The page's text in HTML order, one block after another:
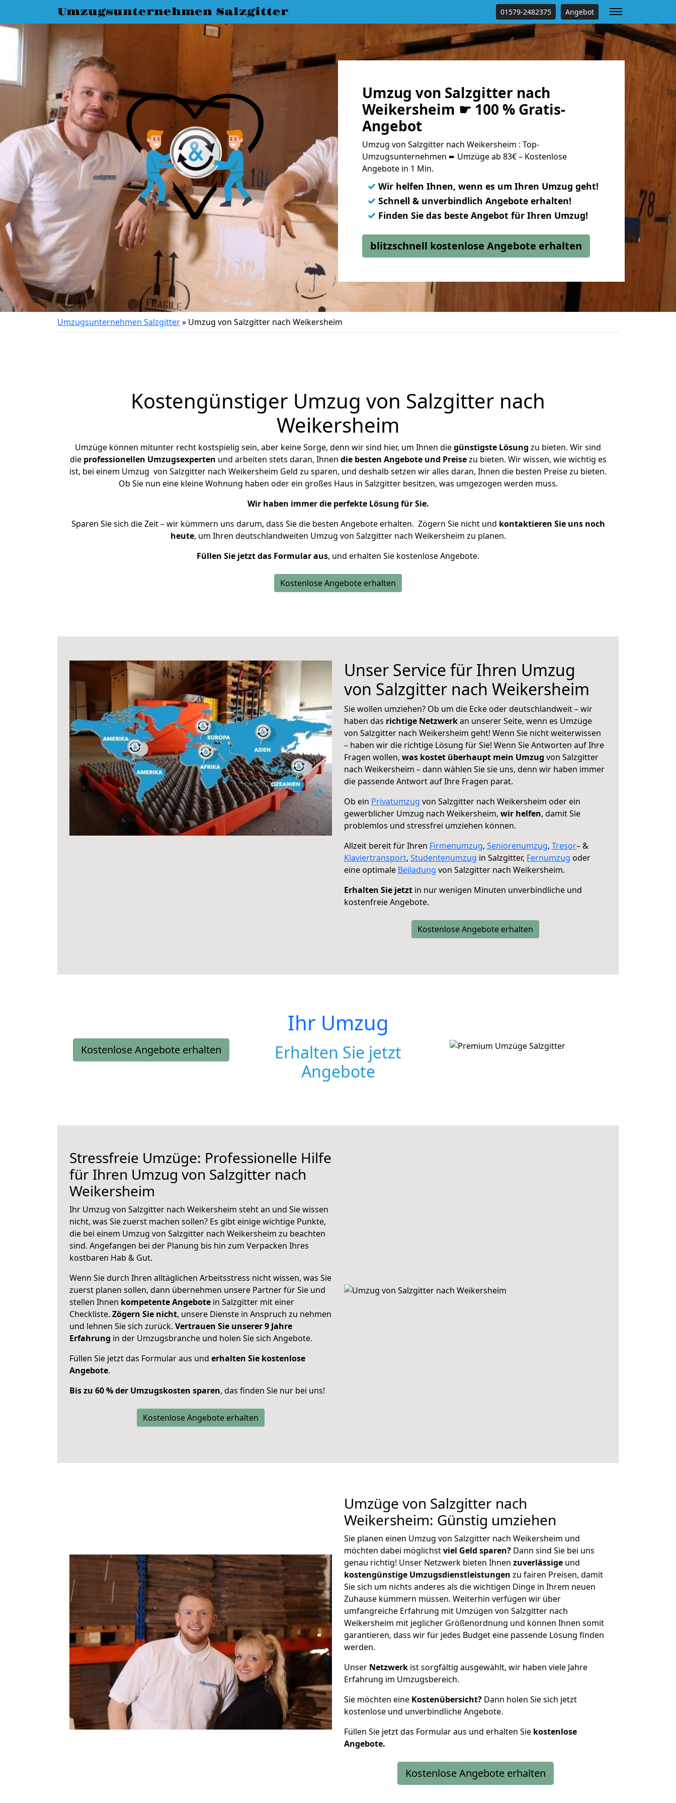
Umzugsunternehmen Salzgitter 01579-2482375 Angebot
Umzug von Salzgitter nach
Weikersheim ☛ 100 % Gratis-
Angebot
Umzug von Salzgitter nach Weikersheim : Top-
Umzugsunternehmen ➨ Umzüge ab 83€ – Kostenlose
Angebote in 1 Min.
✓ Wir helfen Ihnen, wenn es um Ihren Umzug geht!
✓ Schnell & unverbindlich Angebote erhalten!
✓ Finden Sie das beste Angebot für Ihren Umzug!
blitzschnell kostenlose Angebote erhalten
Umzugsunternehmen Salzgitter» Umzug von Salzgitter nach Weikersheim
Kostengünstiger Umzug von Salzgitter nach
Weikersheim
Umzüge können mitunter recht kostspielig sein, aber keine Sorge, denn wir sind hier, um Ihnen diegünstigste Lösung zu bieten. Wir sind
die professionellen Umzugsexperten und arbeiten stets daran, Ihnen die besten Angebote und Preisezu bieten. Wir wissen, wie wichtig es
ist, bei einem Umzug von Salzgitter nach Weikersheim Geld zu sparen, und deshalb setzen wir alles daran, Ihnen die besten Preise zu bieten.
Ob Sie nun eine kleine Wohnung haben oder ein großes Haus in Salzgitter besitzen, was umgezogen werden muss.
Wir haben immer die perfekte Lösung für Sie.
Sparen Sie sich die Zeit – wir kümmern uns darum, dass Sie die besten Angebote erhalten. Zögern Sie nicht und kontaktieren Sie uns noch
heute, um Ihren deutschlandweiten Umzug von Salzgitter nach Weikersheim zu planen.
Füllen Sie jetzt das Formular aus, und erhalten Sie kostenlose Angebote.
Kostenlose Angebote erhalten
Unser Service für Ihren Umzug
von Salzgitter nach Weikersheim
Sie wollen umziehen? Ob um die Ecke oder deutschlandweit – wir
haben das richtige Netzwerkan unserer Seite, wenn es Umzüge
von Salzgitter nach Weikersheim geht! Wenn Sie nicht weiterwissen
– haben wir die richtige Lösung für Sie! Wenn Sie Antworten auf Ihre
Fragen wollen, was kostet überhaupt mein Umzug von Salzgitter
nach Weikersheim – dann wählen Sie sie uns, denn wir haben immer
die passende Antwort auf Ihre Fragen parat.
Ob ein Privatumzug von Salzgitter nach Weikersheim oder ein
gewerblicher Umzug nach Weikersheim, wir helfen, damit Sie
problemlos und stressfrei umziehen können.
Allzeit bereit für Ihren Firmenumzug, Seniorenumzug, Tresor– &
Klaviertransport, Studentenumzug in Salzgitter, Fernumzug oder
eine optimale Beiladung von Salzgitter nach Weikersheim.
Erhalten Sie jetzt in nur wenigen Minuten unverbindliche und
kostenfreie Angebote.
Kostenlose Angebote erhalten
Kostenlose Angebote erhalten
Ihr Umzug
Erhalten Sie jetzt
Angebote
Stressfreie Umzüge: Professionelle Hilfe
für Ihren Umzug von Salzgitter nach
Weikersheim
Ihr Umzug von Salzgitter nach Weikersheim steht an und Sie wissen
nicht, was Sie zuerst machen sollen? Es gibt einige wichtige Punkte,
die bei einem Umzug von Salzgitter nach Weikersheim zu beachten
sind. Angefangen bei der Planung bis hin zum Verpacken Ihres
kostbaren Hab & Gut.
Wenn Sie durch Ihren alltäglichen Arbeitsstress nicht wissen, was Sie
zuerst planen sollen, dann übernehmen unsere Partner für Sie und
stellen Ihnen kompetente Angebote in Salzgitter mit einer
Checkliste. Zögern Sie nicht, unsere Dienste in Anspruch zu nehmen
und lehnen Sie sich zurück. Vertrauen Sie unserer 9 Jahre
Erfahrung in der Umzugsbranche und holen Sie sich Angebote.
Füllen Sie jetzt das Formular aus und erhalten Sie kostenlose
Angebote.
Bis zu 60 % der Umzugskosten sparen, das finden Sie nur bei uns!
Kostenlose Angebote erhalten
Umzüge von Salzgitter nach
Weikersheim: Günstig umziehen
Sie planen einen Umzug von Salzgitter nach Weikersheim und
möchten dabei möglichstviel Geld sparen? Dann sind Sie bei uns
genau richtig! Unser Netzwerk bieten Ihnen zuverlässige und
kostengünstige Umzugsdienstleistungen zu fairen Preisen, damit
Sie sich um nichts anderes als die wichtigen Dinge in Ihrem neuen
Zuhause kümmern müssen. Weiterhin verfügen wir über
umfangreiche Erfahrung mit Umzügen von Salzgitter nach
Weikersheim mit jeglicher Größenordnung und können Ihnen somit
garantieren, dass wir für jedes Budget eine passende Lösung finden
werden.
Unser Netzwerk ist sorgfältig ausgewählt, wir haben viele Jahre
Erfahrung im Umzugsbereich.
Sie möchten eine Kostenübersicht? Dann holen Sie sich jetzt
kostenlose und unverbindliche Angebote.
Füllen Sie jetzt das Formular aus und erhalten Sie kostenlose
Angebote.
Kostenlose Angebote erhalten